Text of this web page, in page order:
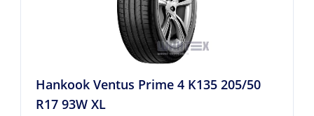
Hankook Ventus Prime 4 K135 205/50
R17 93W XL